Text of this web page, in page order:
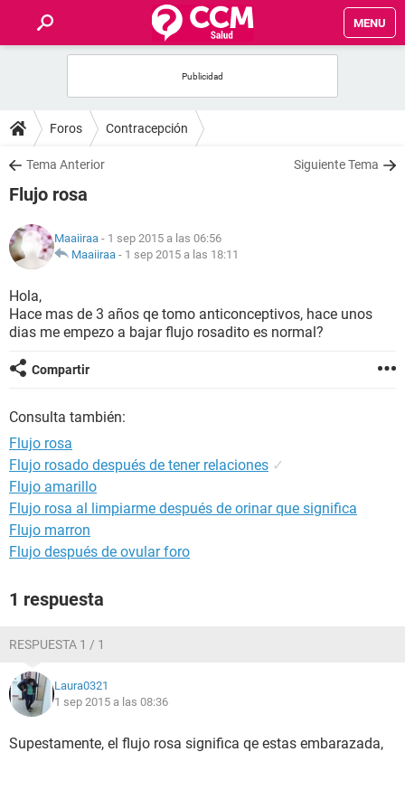
MENU
FOROS
SALUD
FAMILIA
NUTRICIÓN
BIENESTAR
Foros Contracepción
Tema Anterior Siguiente Tema
Flujo rosa
Maaiiraa - 1 sep 2015 a las 06:56
Maaiiraa - 1 sep 2015 a las 18:11
Hola,
Hace mas de 3 años qe tomo anticonceptivos, hace unos
dias me empezo a bajar flujo rosadito es normal?
Compartir
Consulta también:
Flujo rosa
Flujo rosado después de tener relaciones ✓
Flujo amarillo
Flujo rosa al limpiarme después de orinar que significa
Flujo marron
Flujo después de ovular foro
1 respuesta
RESPUESTA 1 / 1
Laura0321
1 sep 2015 a las 08:36
Supestamente, el flujo rosa significa qe estas embarazada,